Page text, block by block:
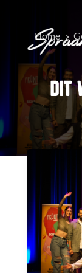
Home5
DIT